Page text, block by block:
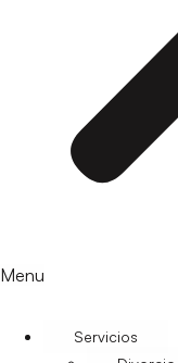
Menu
Servicios